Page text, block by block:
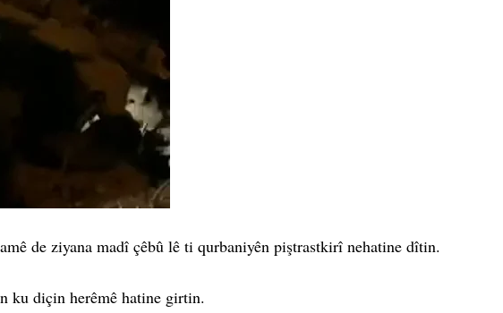
de ziyana madî çêbû lê ti qurbaniyên piştrastkirî nehatine dîtin.
ku diçin herêmê hatine girtin.